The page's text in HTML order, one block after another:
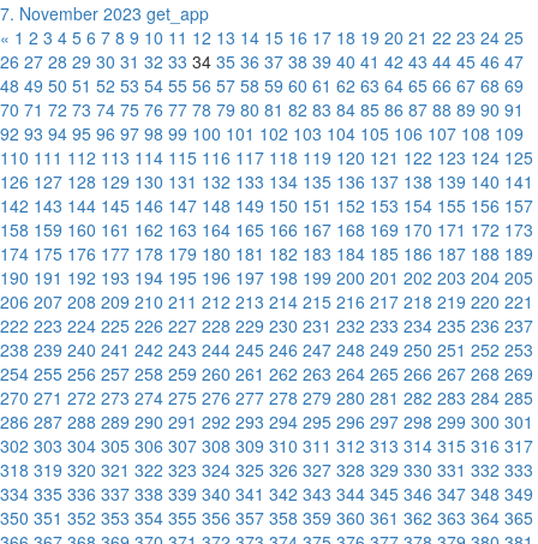
7. November 2023 get_app
« 1 2 3 4 5 6 7 8 9 10 11 12 13 14 15 16 17 18 19 20 21 22 23 24 25
26 27 28 29 30 31 32 33 34 35 36 37 38 39 40 41 42 43 44 45 46 47
48 49 50 51 52 53 54 55 56 57 58 59 60 61 62 63 64 65 66 67 68 69
70 71 72 73 74 75 76 77 78 79 80 81 82 83 84 85 86 87 88 89 90 91
92 93 94 95 96 97 98 99 100 101 102 103 104 105 106 107 108 109
110 111 112 113 114 115 116 117 118 119 120 121 122 123 124 125
126 127 128 129 130 131 132 133 134 135 136 137 138 139 140 141
142 143 144 145 146 147 148 149 150 151 152 153 154 155 156 157
158 159 160 161 162 163 164 165 166 167 168 169 170 171 172 173
174 175 176 177 178 179 180 181 182 183 184 185 186 187 188 189
190 191 192 193 194 195 196 197 198 199 200 201 202 203 204 205
206 207 208 209 210 211 212 213 214 215 216 217 218 219 220 221
222 223 224 225 226 227 228 229 230 231 232 233 234 235 236 237
238 239 240 241 242 243 244 245 246 247 248 249 250 251 252 253
254 255 256 257 258 259 260 261 262 263 264 265 266 267 268 269
270 271 272 273 274 275 276 277 278 279 280 281 282 283 284 285
286 287 288 289 290 291 292 293 294 295 296 297 298 299 300 301
302 303 304 305 306 307 308 309 310 311 312 313 314 315 316 317
318 319 320 321 322 323 324 325 326 327 328 329 330 331 332 333
334 335 336 337 338 339 340 341 342 343 344 345 346 347 348 349
350 351 352 353 354 355 356 357 358 359 360 361 362 363 364 365